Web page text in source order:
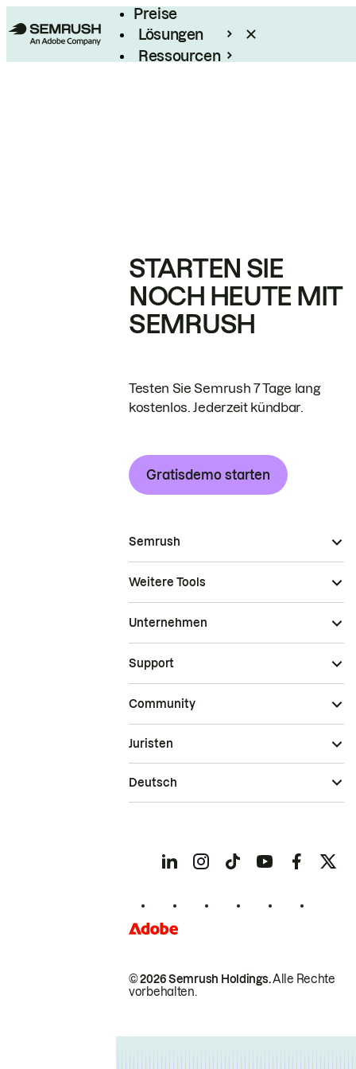
Preise
Lösungen
Ressourcen
STARTEN SIE
NOCH HEUTE MIT
SEMRUSH
Testen Sie Semrush 7 Tage lang
kostenlos. Jederzeit kündbar.
Gratisdemo starten
Semrush
Weitere Tools
Unternehmen
Support
Community
© 2026 Semrush Holdings.Alle Rechte
vorbehalten.
Juristen
Deutsch